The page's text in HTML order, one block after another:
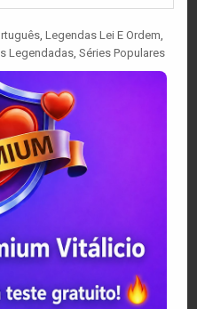
Legendas Lei E Ordem
Legendadas Séries Populares